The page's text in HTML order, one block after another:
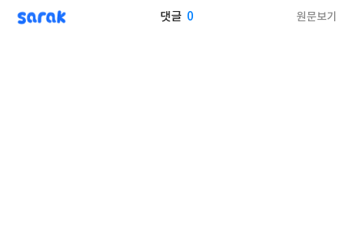
sarak 댓글 0 원문보기